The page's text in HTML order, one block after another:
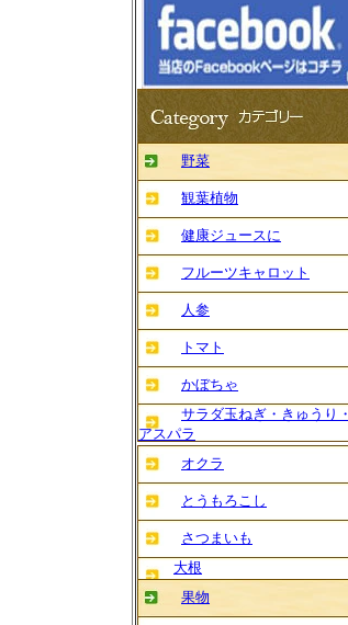
野菜
観葉植物
健康ジュースに
フルーツキャロット
人参
トマト
かぼちゃ
サラダ玉ねぎ・きゅうり・
アスパラ
オクラ
とうもろこし
さつまいも
大根
果物